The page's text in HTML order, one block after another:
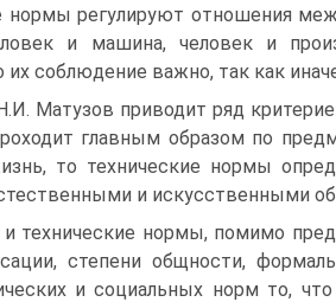
нормы регулируют отношения
и машина, человек и
их соблюдение важно, так как
Матузов приводит ряд
главным образом по
то технические нормы
и искусственными
технические нормы, помимо
степени общности,
и социальных норм то,